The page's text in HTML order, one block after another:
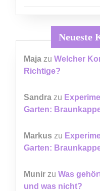
Neueste
Maja zu Welcher
Richtige?
Sandra zu
Garten:
Markus zu
Garten:
Munir zu Was
und was nicht?